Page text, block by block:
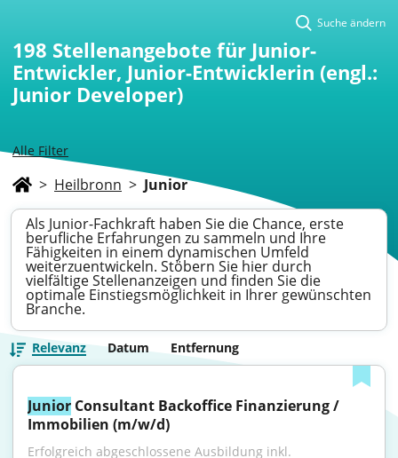
Alle Filter
Suche ändern
198 Stellenangebote für Junior-
Entwickler, Junior-Entwicklerin (engl.:
Junior Developer)
> Heilbronn > Junior
Als Junior-Fachkraft haben Sie die Chance, erste
berufliche Erfahrungen zu sammeln und Ihre
Fähigkeiten in einem dynamischen Umfeld
weiterzuentwickeln. Stöbern Sie hier durch
vielfältige Stellenanzeigen und finden Sie die
optimale Einstiegsmöglichkeit in Ihrer gewünschten
Branche.
Relevanz Datum Entfernung
Junior Consultant Backoffice Finanzierung /
Immobilien (m/w/d)
Erfolgreich abgeschlossene Ausbildung inkl.